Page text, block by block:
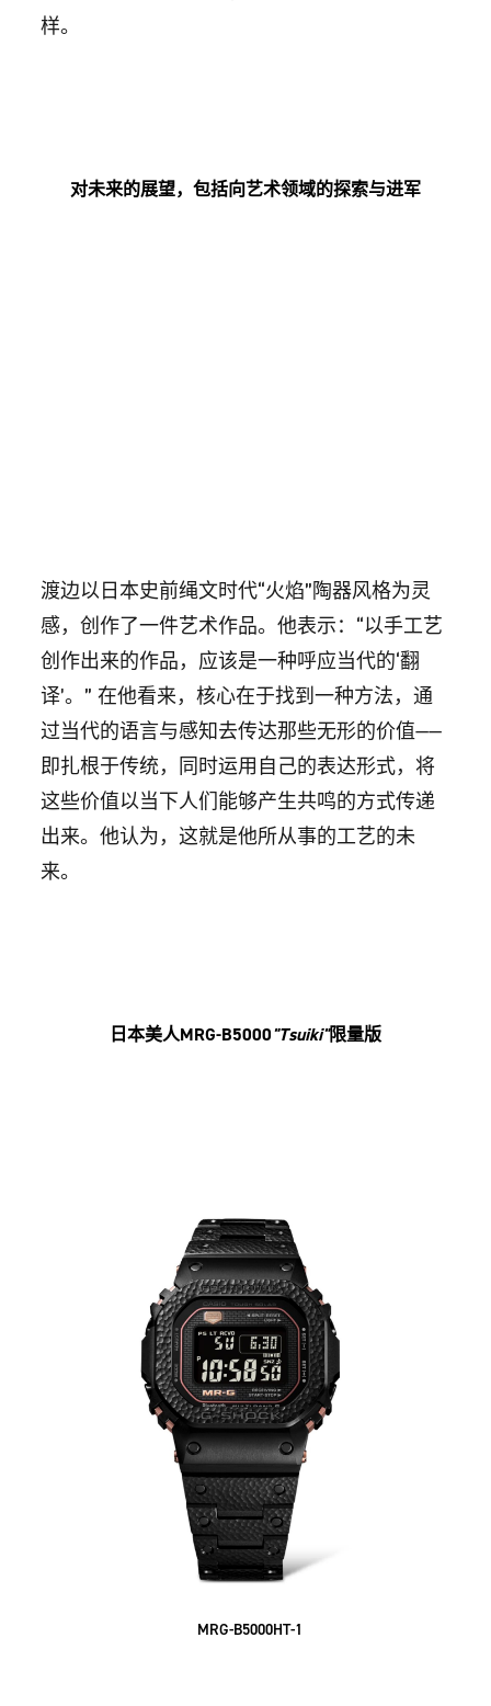
样。
对未来的展望，包括向艺术领域的探索与进军
渡边以日本史前绳文时代“火焰”陶器风格为灵
感，创作了一件艺术作品。他表示：“以手工艺
创作出来的作品，应该是一种呼应当代的‘翻
译’。” 在他看来，核心在于找到一种方法，通
过当代的语言与感知去传达那些无形的价值——
即扎根于传统，同时运用自己的表达形式，将
这些价值以当下人们能够产生共鸣的方式传递
出来。他认为，这就是他所从事的工艺的未
来。
日本美人MRG-B5000"Tsuiki"限量版
MRG-B5000HT-1